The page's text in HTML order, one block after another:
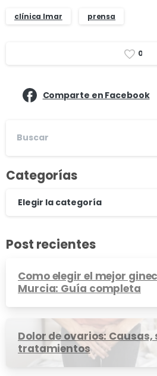
clínica Imar prensa
0
Comparte en Facebook
Categorías
Elegir la categoría
Post recientes
Como elegir el mejor
Murcia: Guía completa
Dolor de ovarios:
tratamientos